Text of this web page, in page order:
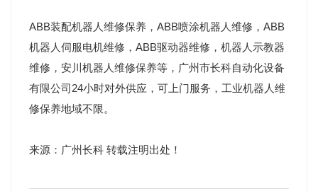
ABB装配机器人维修保养，ABB喷涂机器人维修，ABB
机器人伺服电机维修，ABB驱动器维修，机器人示教器
维修，安川机器人维修保养等，广州市长科自动化设备
有限公司24小时对外供应，可上门服务，工业机器人维
修保养地域不限。
来源：广州长科 转载注明出处！